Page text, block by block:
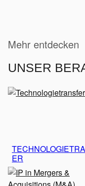
Mehr entdecken
UNSER
ER